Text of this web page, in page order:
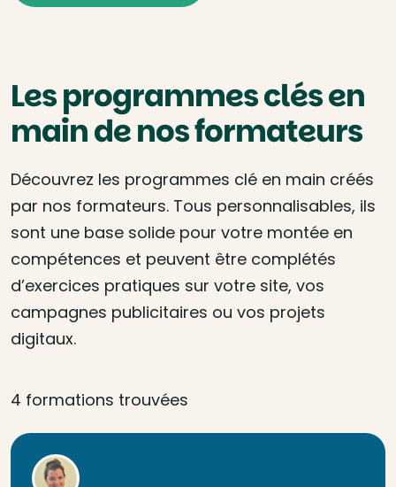
Les programmes clés en
main de nos formateurs
Découvrez les programmes clé en main créés
par nos formateurs. Tous personnalisables, ils
sont une base solide pour votre montée en
compétences et peuvent être complétés
d’exercices pratiques sur votre site, vos
campagnes publicitaires ou vos projets
digitaux.
4 formations trouvées